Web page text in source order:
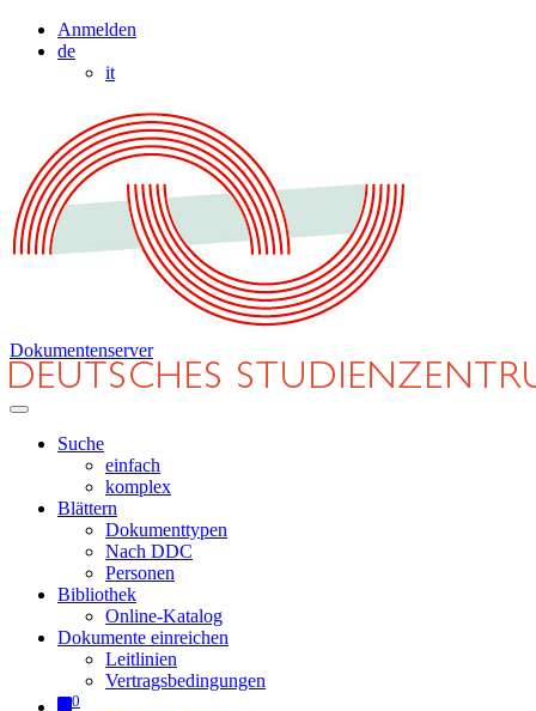
Anmelden
de
it
Dokumentenserver
Suche
einfach
komplex
Blättern
Dokumenttypen
Nach DDC
Personen
Bibliothek
Online-Katalog
Dokumente einreichen
Leitlinien
Vertragsbedingungen
0